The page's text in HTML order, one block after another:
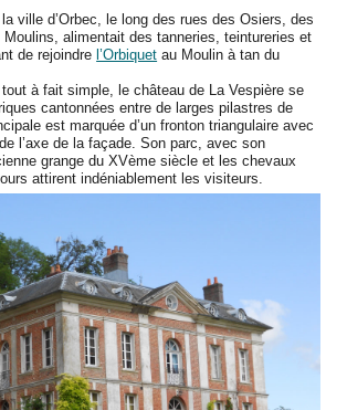
ville d’Orbec, le long des rues des Osiers, des
Moulins, alimentait des tanneries, teintureries et
de rejoindre l’Orbiquet au Moulin à tan du
tout à fait simple, le château de La Vespière se
cantonnées entre de larges pilastres de
est marquée d’un fronton triangulaire avec
l’axe de la façade. Son parc, avec son
grange du XVème siècle et les chevaux
attirent indéniablement les visiteurs.